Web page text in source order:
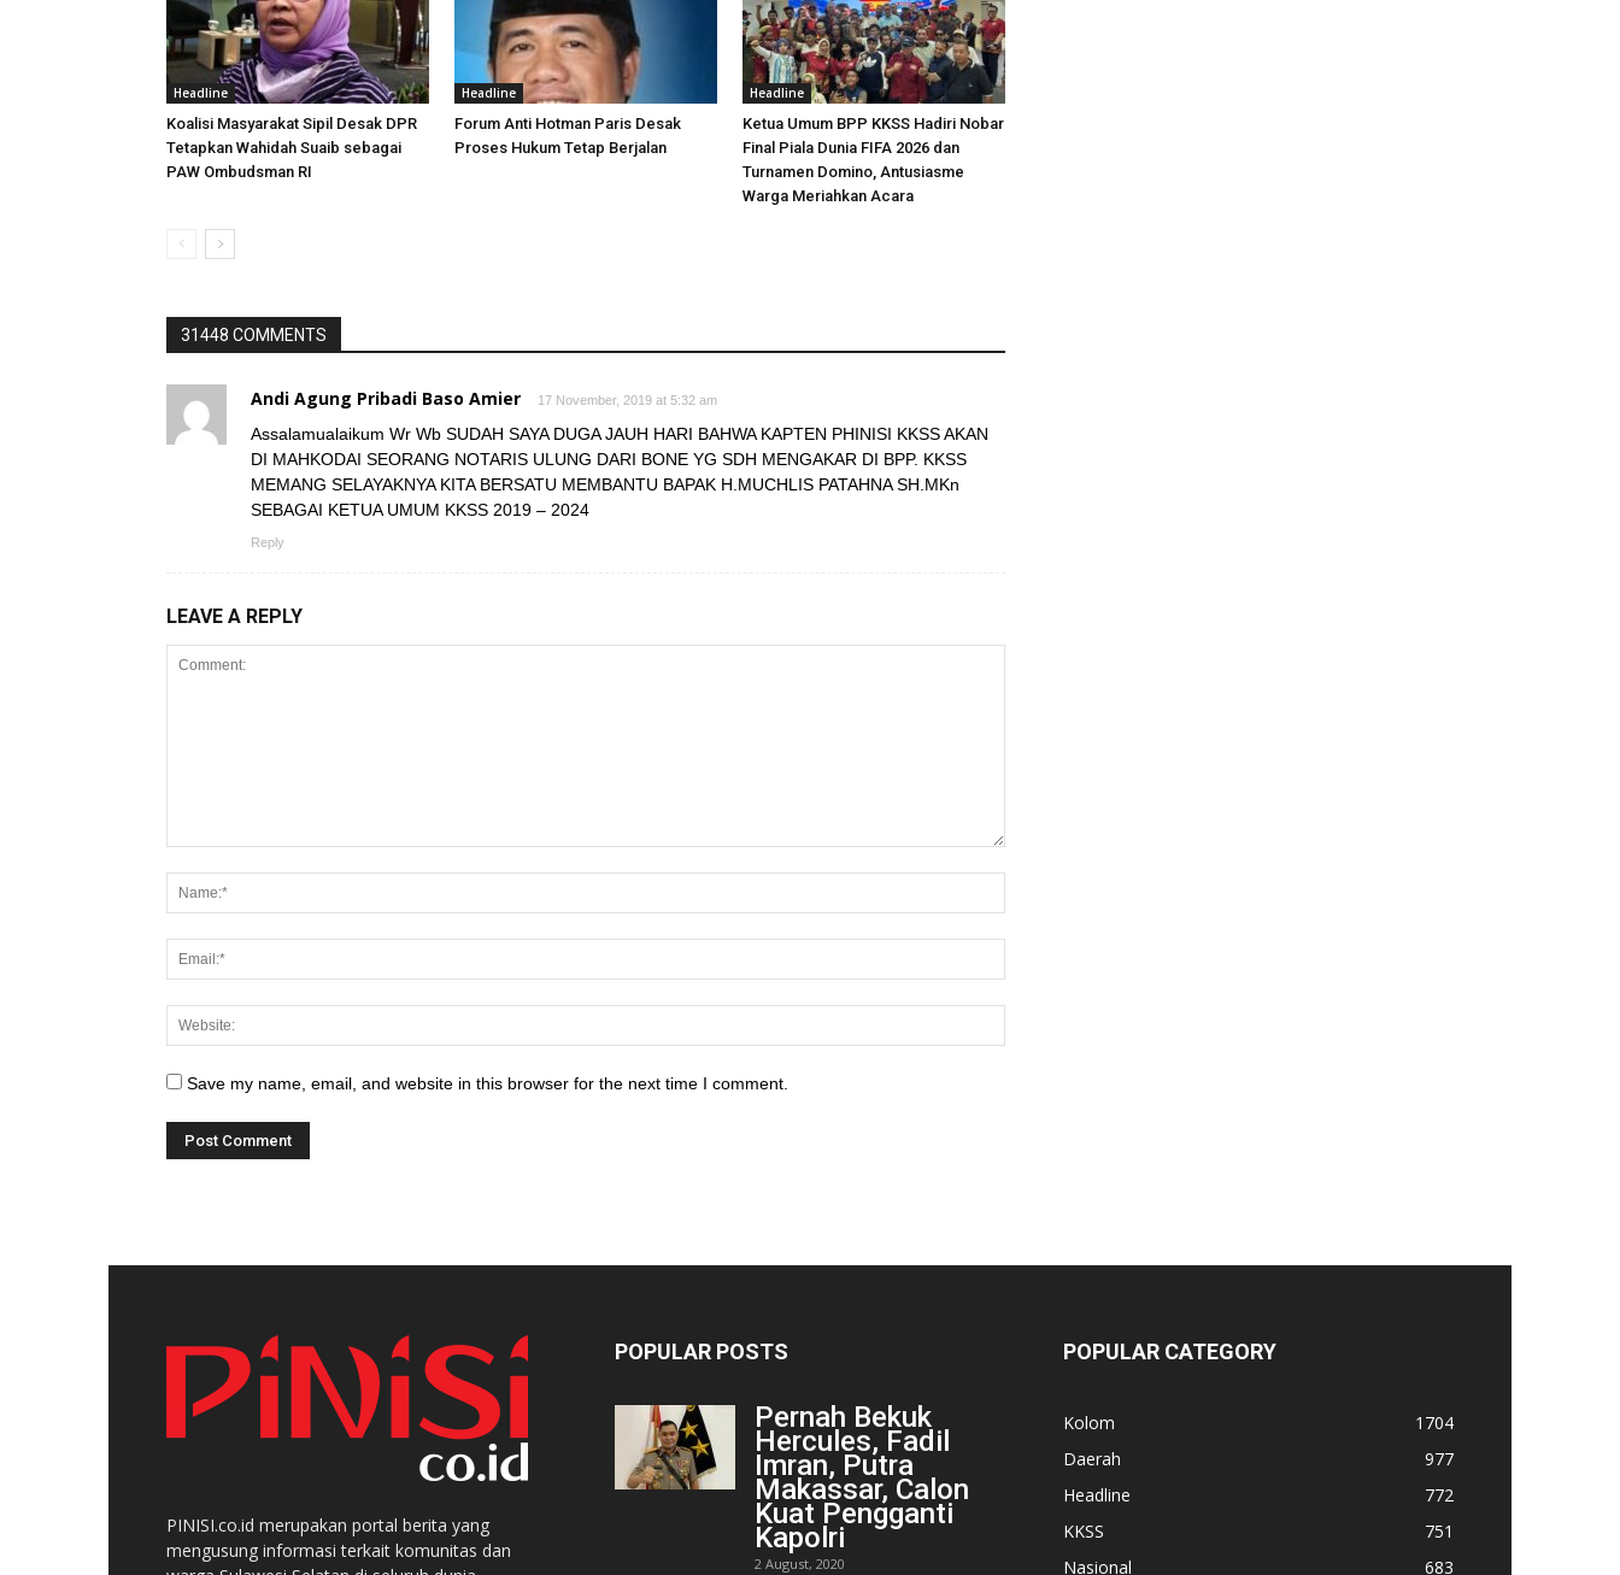
Headline
Koalisi Masyarakat Sipil Desak DPR
Tetapkan Wahidah Suaib sebagai
PAW Ombudsman RI
Headline
Forum Anti Hotman Paris Desak
Proses Hukum Tetap Berjalan
Headline
Ketua Umum BPP KKSS Hadiri Nobar
Final Piala Dunia FIFA 2026 dan
Turnamen Domino, Antusiasme
Warga Meriahkan Acara
31448 COMMENTS
Andi Agung Pribadi Baso Amier 17 November, 2019 at 5:32 am
Assalamualaikum Wr Wb SUDAH SAYA DUGA JAUH HARI BAHWA KAPTEN PHINISI KKSS AKAN
DI MAHKODAI SEORANG NOTARIS ULUNG DARI BONE YG SDH MENGAKAR DI BPP. KKSS
MEMANG SELAYAKNYA KITA BERSATU MEMBANTU BAPAK H.MUCHLIS PATAHNA SH.MKn
SEBAGAI KETUA UMUM KKSS 2019 – 2024
Reply
LEAVE A REPLY
Save my name, email, and website in this browser for the next time I comment.
PINISI.co.id merupakan portal berita yang
mengusung informasi terkait komunitas dan
POPULAR POSTS
Pernah Bekuk
Hercules, Fadil
Imran, Putra
Makassar, Calon
Kuat Pengganti
Kapolri
2 August, 2020
POPULAR CATEGORY
Kolom
1704
Daerah
977
Headline
772
KKSS
751
Nasional
683